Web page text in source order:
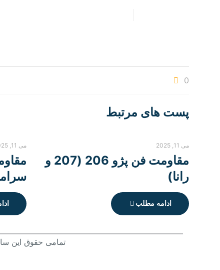
0
پست های مرتبط
می 11, 2025
مقاومت فن پژو 206 (207 و
رانا)
ادامه مطلب
می 11, 2025
تمامی حقوق این